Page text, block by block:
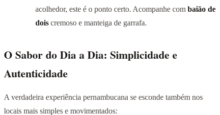
acolhedor, este é o ponto certo. Acompanhe com baião de
dois cremoso e manteiga de garrafa.
O Sabor do Dia a Dia: Simplicidade e
Autenticidade
A verdadeira experiência pernambucana se esconde também nos
locais mais simples e movimentados: